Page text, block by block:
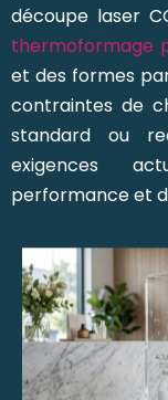
découpe laser
thermoformage
et des formes
contraintes de
standard ou
exigences
performance et